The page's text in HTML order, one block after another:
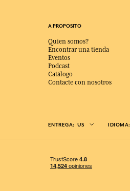
A PROPOSITO
Quien somos?
Encontrar una tienda
Eventos
Podcast
Catálogo
Contacte con nosotros
ENTREGA: US IDIOMA: